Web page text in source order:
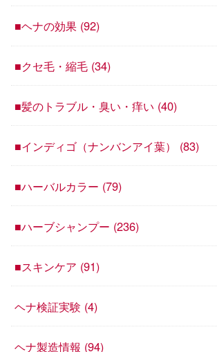
■ヘナの効果 (92)
■クセ毛・縮毛 (34)
■髪のトラブル・臭い・痒い (40)
■インディゴ（ナンバンアイ葉） (83)
■ハーバルカラー (79)
■ハーブシャンプー (236)
■スキンケア (91)
ヘナ検証実験 (4)
ヘナ製造情報 (94)